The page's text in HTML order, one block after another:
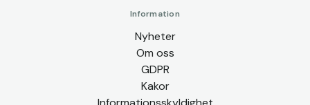
Information
Nyheter
Om oss
GDPR
Kakor